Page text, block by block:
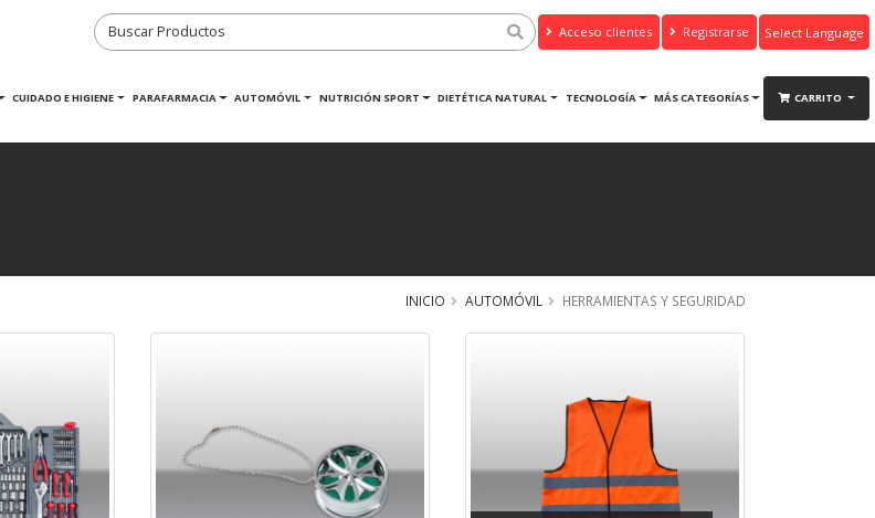
Acceso clientes Registrarse
Translate
CUIDADO E HIGIENE PARAFARMACIA AUTOMÓVIL NUTRICIÓN SPORT DIETÉTICA NATURAL TECNOLOGÍA MÁS CATEGORÍAS CARRITO
INICIO AUTOMÓVIL HERRAMIENTAS Y SEGURIDAD